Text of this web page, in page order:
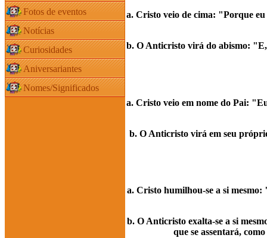
Fotos de eventos
Notícias
Curiosidades
Aniversariantes
Nomes/Significados
a. Cristo veio de cima: "Porque
b. O Anticristo virá do abismo: "E,
a. Cristo veio em nome do Pai:
b. O Anticristo virá em seu
a. Cristo humilhou-se a si mesmo:
b. O Anticristo exalta-se a si
que se assentará,